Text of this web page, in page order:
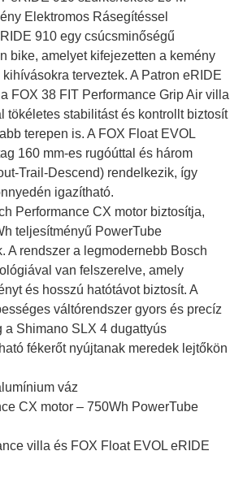
Elektromos Rásegítéssel
910 egy csúcsminőségű
bike, amelyet kifejezetten a kemény
terveztek. A Patron eRIDE
FOX 38 FIT Performance Grip Air villa
tökéletes stabilitást és kontrollt biztosít
terepen is. A FOX Float EVOL
160 mm-es rugóúttal és három
Trail-Descend) rendelkezik, így
igazítható.
Performance CX motor biztosítja,
teljesítményű PowerTube
A rendszer a legmodernebb Bosch
van felszerelve, amely
és hosszú hatótávot biztosít. A
váltórendszer gyors és precíz
a Shimano SLX 4 dugattyús
fékerőt nyújtanak meredek lejtőkön
váz
CX motor – 750Wh PowerTube
villa és FOX Float EVOL eRIDE